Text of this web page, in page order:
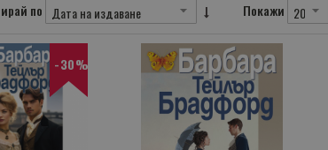
по Покажи
-30%